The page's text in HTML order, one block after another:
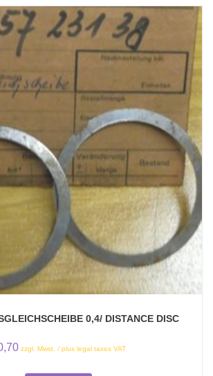
0,4/ DISTANCE DISC
zzgl. Mwst. / plus legal taxes VAT